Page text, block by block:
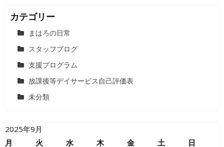
カテゴリー
まはろの日常
スタッフブログ
支援プログラム
放課後等デイサービス自己評価表
未分類
2025年9月
月
火 水 木 金 土 日